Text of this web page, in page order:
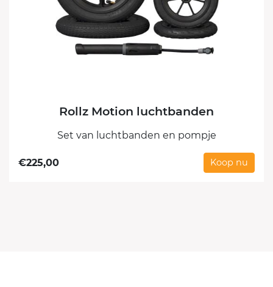
Rollz Motion luchtbanden
Set van luchtbanden en pompje
€225,00 Koop nu